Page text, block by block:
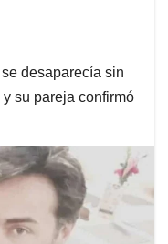
desaparecía sin
su pareja confirmó